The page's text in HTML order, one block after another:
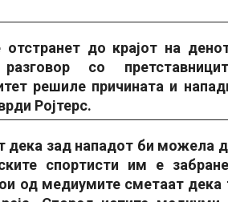
отстранет до крајот на
со
решиле причината и
Ројтерс.
дека зад нападот би можела
спортисти им е
од медиумите сметаат дека